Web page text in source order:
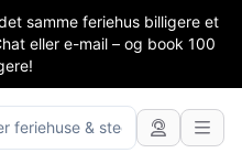
samme feriehus billigere et
eller e-mail – og book 100